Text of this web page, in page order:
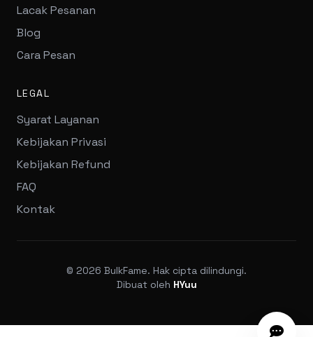
Lacak Pesanan
Blog
Cara Pesan
LEGAL
Syarat Layanan
Kebijakan Privasi
Kebijakan Refund
FAQ
Kontak
© 2026 BulkFame. Hak cipta dilindungi.
Dibuat oleh HYuu